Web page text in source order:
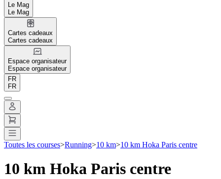
Le Mag
Le Mag
Cartes cadeaux
Cartes cadeaux
Espace organisateur
Espace organisateur
FR
FR
Toutes les courses>Running>10 km>10 km Hoka Paris centre
10 km Hoka Paris centre